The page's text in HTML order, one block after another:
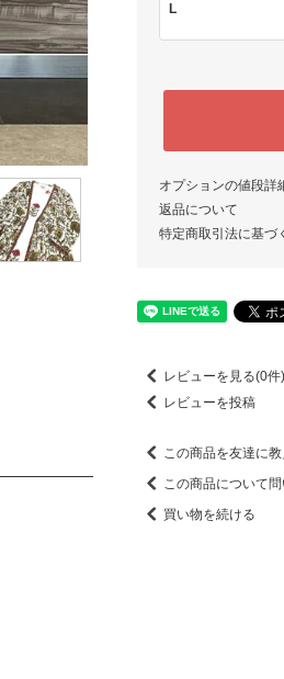
L
オプションの値段詳
返品について
特定商取引法に基づ
レビューを見る(0件)
レビューを投稿
この商品を友達に教
この商品について
買い物を続ける